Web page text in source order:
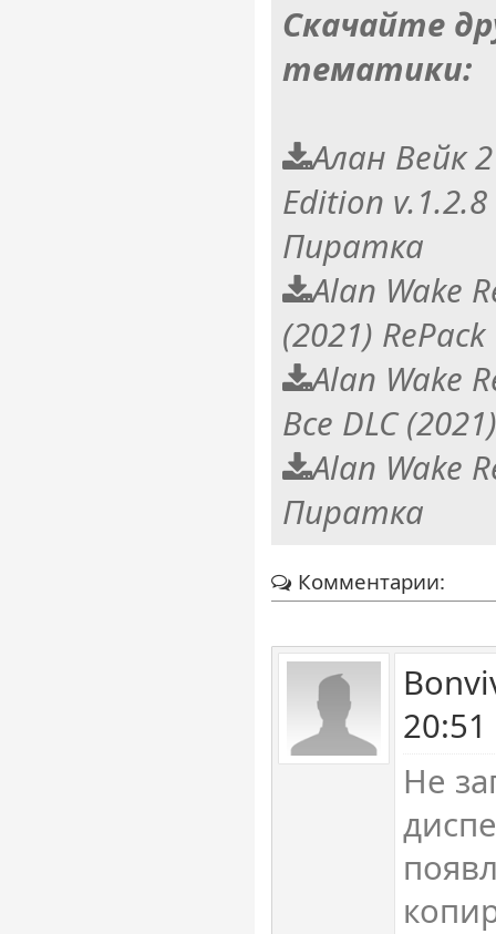
Скачайте
тематики:
Алан Вейк
Edition v.1.2.8
Пиратка
Alan Wake
(2021) RePack
Alan Wake
Все DLC
Alan Wake
Пиратка
Комментарии:
Не